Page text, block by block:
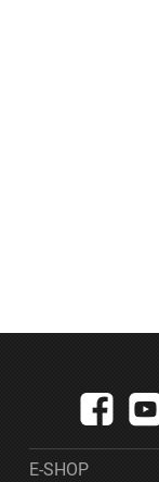
E-SHOP